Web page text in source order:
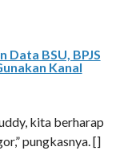
Data BSU, BPJS
Kanal
kita berharap
pungkasnya. []